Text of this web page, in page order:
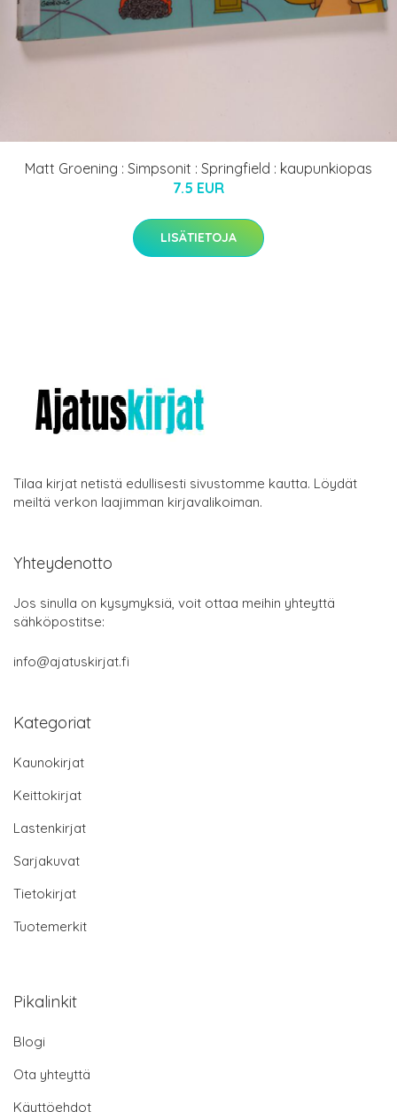
Matt Groening : Simpsonit : Springfield : kaupunkiopas
7.5 EUR
LISÄTIETOJA
Tilaa kirjat netistä edullisesti sivustomme kautta. Löydät
meiltä verkon laajimman kirjavalikoiman.
Yhteydenotto
Jos sinulla on kysymyksiä, voit ottaa meihin yhteyttä
sähköpostitse:
info@ajatuskirjat.fi
Kategoriat
Kaunokirjat
Keittokirjat
Lastenkirjat
Sarjakuvat
Tietokirjat
Tuotemerkit
Pikalinkit
Blogi
Ota yhteyttä
Käyttöehdot